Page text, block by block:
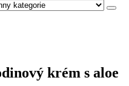
krém s aloe